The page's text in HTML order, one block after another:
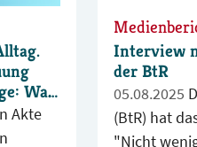
Was
Interview
der BtR
05.08.2025
(BtR) hat
"Nicht